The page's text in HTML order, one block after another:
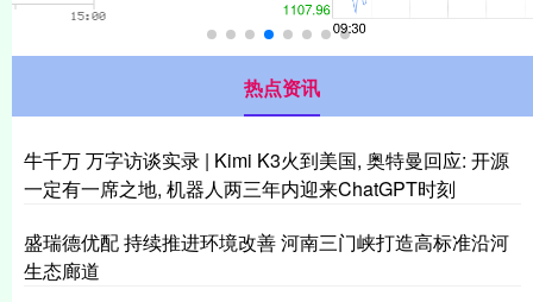
热点资讯
牛千万 万字访谈实录 | Kimi K3火到美国, 奥特曼回应: 开源
一定有一席之地, 机器人两三年内迎来ChatGPT时刻
盛瑞德优配 持续推进环境改善 河南三门峡打造高标准沿河
生态廊道